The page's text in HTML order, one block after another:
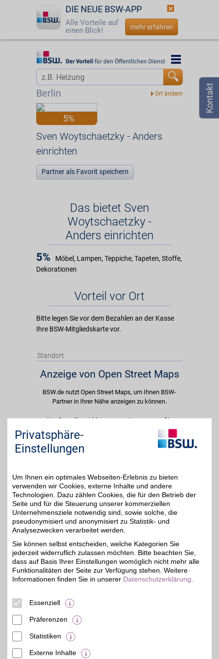
DIE NEUE BSW-APP
Alle Vorteile auf
einen Blick!
mehr erfahren
Startseite
Jetzt BSW-Mitglied werden
Login
Berlin
Startseite
Vorteilswelt
5%
Sven Woytschaetzky - Anders
einrichten
Partner als Favorit speichern
Das bietet Sven
Woytschaetzky -
Anders einrichten
5%
Möbel, Lampen, Teppiche, Tapeten, Stoffe,
Dekorationen
Vorteil vor Ort
Bitte legen Sie vor dem Bezahlen an der Kasse
Ihre BSW-Mitgliedskarte vor.
Standort
Anzeige von Open Street Maps
BSW.de nutzt Open Street Maps, um Ihnen BSW-
Partner in Ihrer Nähe anzeigen zu können.
Um Open Street Maps anzuzeigen passen Sie
bitte Ihre Cookie-Einstellungen an und erlauben
Sie "Externe Inhalte". Diese Auswahl können Sie
jederzeit über die Cookie-Einstellungen im
unteren Seitenbereich ändern.
Einstellungen anpassen
Adresse
Alexianergraben 40-44
52062 Aachen
Privatsphäre-
Einstellungen
Um Ihnen ein optimales Webseiten-Erlebnis zu bieten
verwenden wir Cookies, externe Inhalte und andere
Technologien. Dazu zählen Cookies, die für den Betrieb der
Seite und für die Steuerung unserer kommerziellen
Unternehmensziele notwendig sind, sowie solche, die
pseudonymisiert und anonymisiert zu Statistik- und
Analysezwecken verarbeitet werden.
Sie können selbst entscheiden, welche Kategorien Sie
jederzeit widerruflich zulassen möchten. Bitte beachten Sie,
dass auf Basis Ihrer Einstellungen womöglich nicht mehr alle
Funktionalitäten der Seite zur Verfügung stehen. Weitere
Informationen finden Sie in unserer Datenschutzerklärung
Essenziell
Präferenzen
Statistiken
Externe Inhalte